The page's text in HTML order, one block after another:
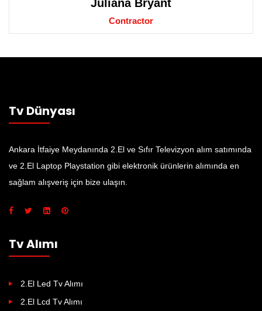
Juliana Bryant
Contractor
Tv Dünyası
Ankara İtfaiye Meydanında 2.El ve Sıfır Televizyon alım satımında
ve 2.El Laptop Playstation gibi elektronik ürünlerin alımında en
sağlam alışveriş için bize ulaşın.
Tv Alımı
2.El Led Tv Alımı
2.El Lcd Tv Alımı